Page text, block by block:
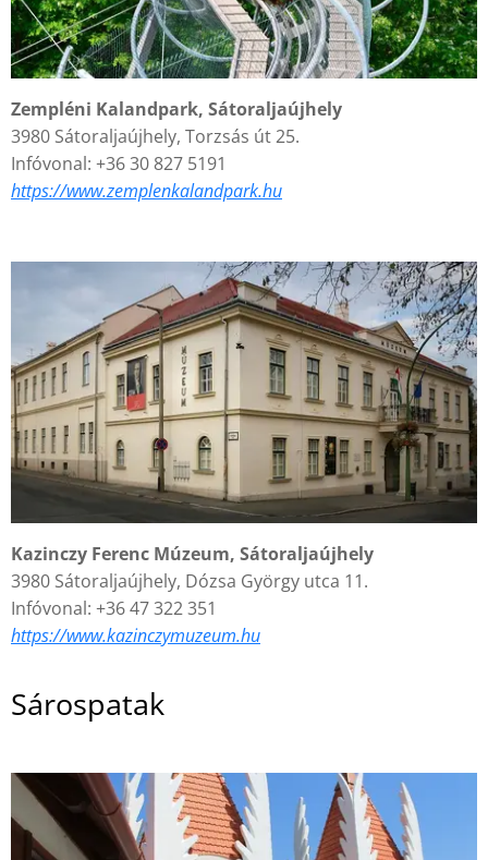
Zempléni Kalandpark, Sátoraljaújhely
3980 Sátoraljaújhely, Torzsás út 25.
Infóvonal: +36 30 827 5191
https://www.zemplenkalandpark.hu
Kazinczy Ferenc Múzeum, Sátoraljaújhely
3980 Sátoraljaújhely, Dózsa György utca 11.
Infóvonal: +36 47 322 351
https://www.kazinczymuzeum.hu
Sárospatak